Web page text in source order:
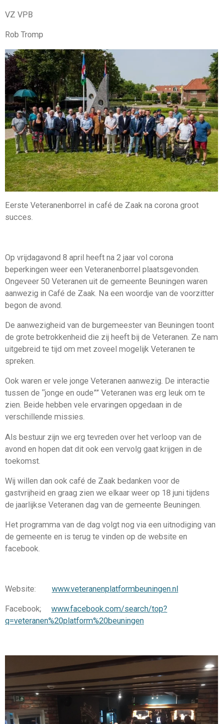
VZ VPB
Rob Tromp
Eerste Veteranenborrel in café de Zaak na corona groot
succes.
Op vrijdagavond 8 april heeft na 2 jaar vol corona
beperkingen weer een Veteranenborrel plaatsgevonden.
Ongeveer 50 Veteranen uit de gemeente Beuningen waren
aanwezig in Café de Zaak. Na een woordje van de voorzitter
begon de avond.
De aanwezigheid van de burgemeester van Beuningen toont
de grote betrokkenheid die zij heeft bij de Veteranen. Ze nam
uitgebreid te tijd om met zoveel mogelijk Veteranen te
spreken.
Ook waren er vele jonge Veteranen aanwezig. De interactie
tussen de “jonge en oude”” Veteranen was erg leuk om te
zien. Beide hebben vele ervaringen opgedaan in de
verschillende missies.
Als bestuur zijn we erg tevreden over het verloop van de
avond en hopen dat dit ook een vervolg gaat krijgen in de
toekomst.
Wij willen dan ook café de Zaak bedanken voor de
gastvrijheid en graag zien we elkaar weer op 18 juni tijdens
de jaarlijkse Veteranen dag van de gemeente Beuningen.
Het programma van de dag volgt nog via een uitnodiging van
de gemeente en is terug te vinden op de website en
facebook.
Website: www.veteranenplatformbeuningen.nl
Facebook; www.facebook.com/search/top?
q=veteranen%20platform%20beuningen